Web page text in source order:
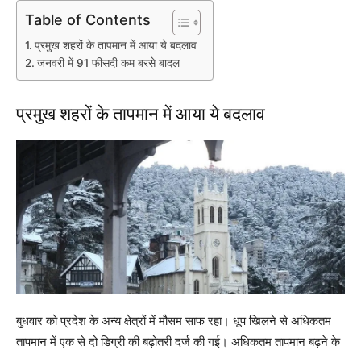
Table of Contents
प्रमुख शहरों के तापमान में आया ये बदलाव
जनवरी में 91 फीसदी कम बरसे बादल
प्रमुख शहरों के तापमान में आया ये बदलाव
बुधवार को प्रदेश के अन्य क्षेत्रों में मौसम साफ रहा। धूप खिलने से अधिकतम
तापमान में एक से दो डिग्री की बढ़ोतरी दर्ज की गई। अधिकतम तापमान बढ़ने के